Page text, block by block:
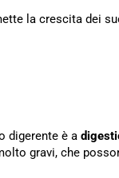
la crescita dei
digerente è a
gravi, che